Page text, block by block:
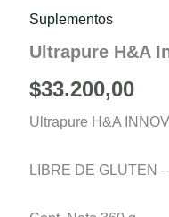
Suplementos
Ultrapure H&A
$33.200,00
Ultrapure H&A
LIBRE DE GLUTEN
Innova
cantidad